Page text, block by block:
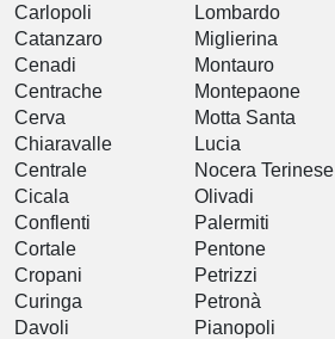
Carlopoli
Catanzaro
Cenadi
Centrache
Cerva
Chiaravalle
Centrale
Cicala
Conflenti
Cortale
Cropani
Curinga
Davoli
Lombardo
Miglierina
Montauro
Montepaone
Motta Santa
Lucia
Nocera Terinese
Olivadi
Palermiti
Pentone
Petrizzi
Petronà
Pianopoli